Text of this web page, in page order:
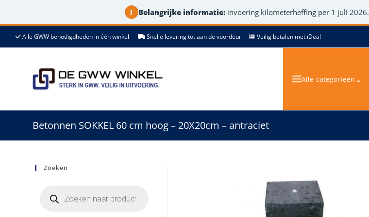
i Belangrijke informatie:invoering kilometerheffing per 1 juli 2026.
Alle GWW benodigdheden in één winkel Snelle levering tot aan de voordeur Veilig betalen met iDeal
Alle categorieën ⌄
Betonnen SOKKEL 60 cm hoog – 20X20cm – antraciet
Zoeken
zoeken